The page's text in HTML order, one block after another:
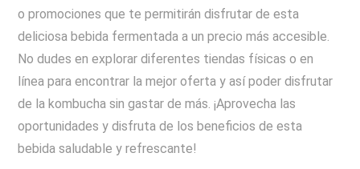
o promociones que te permitirán disfrutar de esta
deliciosa bebida fermentada a un precio más accesible.
No dudes en explorar diferentes tiendas físicas o en
línea para encontrar la mejor oferta y así poder disfrutar
de la kombucha sin gastar de más. ¡Aprovecha las
oportunidades y disfruta de los beneficios de esta
bebida saludable y refrescante!